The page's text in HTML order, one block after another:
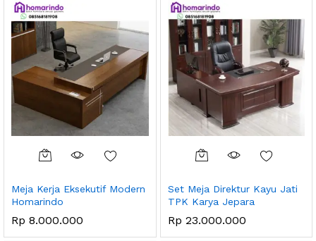
Meja Kerja Eksekutif Modern
Homarindo
Rp 8.000.000
Set Meja Direktur Kayu Jati
TPK Karya Jepara
Rp 23.000.000